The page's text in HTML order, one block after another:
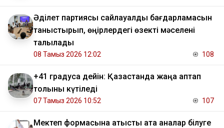
Әділет партиясы сайлауалды бағдарламасын
таныстырып, өңірлердегі өзекті мәселені
талқылады
08 Тамыз 2026 12:02 108
+41 градусқа дейін: Қазақстанда жаңа аптап
толқыны күтіледі
07 Тамыз 2026 10:52 107
Мектеп формасына қатысты ата аналар білуге